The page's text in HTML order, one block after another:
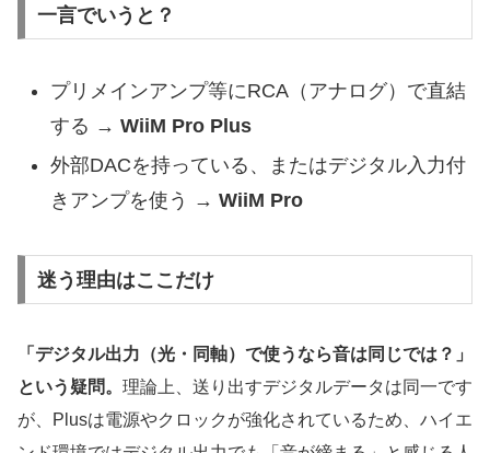
一言でいうと？
プリメインアンプ等にRCA（アナログ）で直結
する → WiiM Pro Plus
外部DACを持っている、またはデジタル入力付
きアンプを使う → WiiM Pro
迷う理由はここだけ
「デジタル出力（光・同軸）で使うなら音は同じでは？」
という疑問。 理論上、送り出すデジタルデータは同一です
が、Plusは電源やクロックが強化されているため、ハイエ